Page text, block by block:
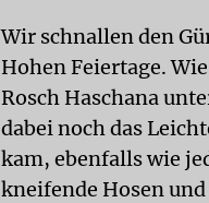
Wir schnallen den
Hohen Feiertage.
Rosch Haschana
dabei noch das
kam, ebenfalls wie
kneifende Hosen